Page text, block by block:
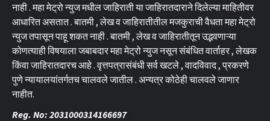
नाही . महा मेट्रो न्युज मधील जाहिराती या जाहिरातदाराने दिलेल्या माहितीवर
आधारित असतात . बातमी , लेख व जाहिरातीतील मजकुराची वैधता महा मेट्रो
न्युज तपासून पाहू शकत नाही . बातमी , लेख व जाहिरातीतून उद्भवणाऱ्या
कोणत्याही विषयाला जबाबदार महा मेट्रो न्युज नसून संबंधित वार्ताहर , लेखक
किंवा जाहिरातदारच आहे . वृत्तपत्रासंबंधी सर्व खटले , वादविवाद , प्रकरणे
पुणे न्यायालयांतर्गतच चालवले जातील . अन्यत्र कोठेही चालवले जाणार
नाहीत.
Reg. No: 2031000314166697